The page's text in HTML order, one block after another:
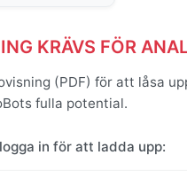
KRÄVS FÖR
(PDF) för att låsa
fulla potential.
in för att ladda upp: